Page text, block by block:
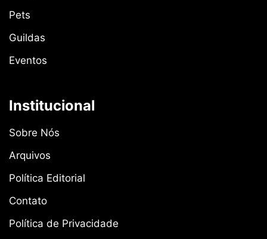
Pets
Guildas
Eventos
Institucional
Sobre Nós
Arquivos
Política Editorial
Contato
Política de Privacidade